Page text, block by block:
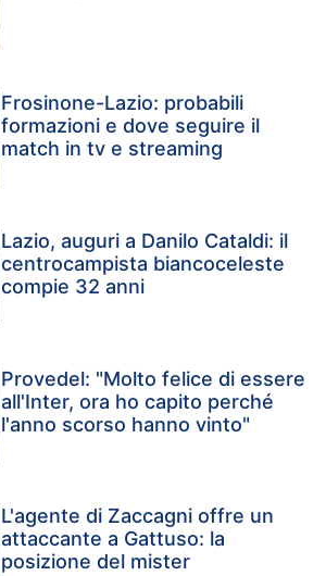
Frosinone-Lazio: probabili
formazioni e dove seguire il
match in tv e streaming
Lazio, auguri a Danilo Cataldi: il
centrocampista biancoceleste
compie 32 anni
Provedel: "Molto felice di essere
all'Inter, ora ho capito perché
l'anno scorso hanno vinto"
L'agente di Zaccagni offre un
attaccante a Gattuso: la
posizione del mister